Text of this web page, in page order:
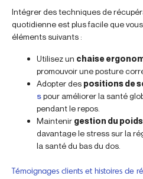
Intégrer des techniques de
quotidienne est plus facile que
éléments suivants :
Utilisez un chaise
promouvoir une posture
Adopter des positions de
spour améliorer la santé
pendant le repos.
Maintenir gestion du poids
davantage le stress sur la
la santé du bas du dos.
Témoignages clients et histoires de